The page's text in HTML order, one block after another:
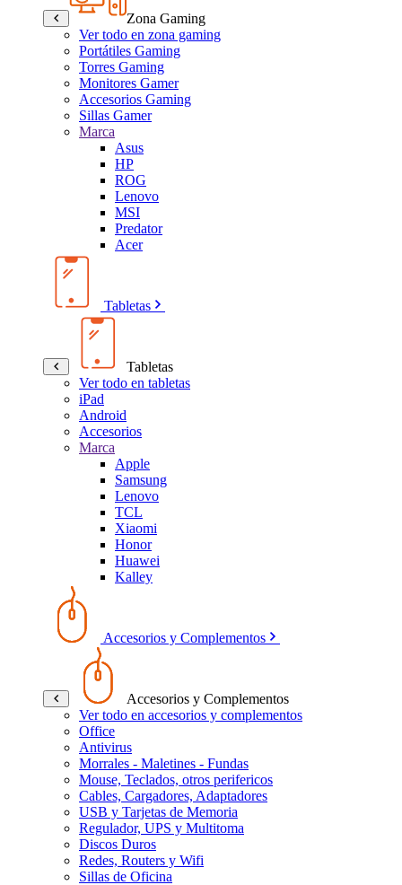
Zona Gaming
Ver todo en zona gaming
Portátiles Gaming
Torres Gaming
Monitores Gamer
Accesorios Gaming
Sillas Gamer
Marca
Asus
HP
ROG
Lenovo
MSI
Predator
Acer
Tabletas
Tabletas
Ver todo en tabletas
iPad
Android
Accesorios
Marca
Apple
Samsung
Lenovo
TCL
Xiaomi
Honor
Huawei
Kalley
Accesorios y Complementos
Accesorios y Complementos
Ver todo en accesorios y complementos
Office
Antivirus
Morrales - Maletines - Fundas
Mouse, Teclados, otros perifericos
Cables, Cargadores, Adaptadores
USB y Tarjetas de Memoria
Regulador, UPS y Multitoma
Discos Duros
Redes, Routers y Wifi
Sillas de Oficina